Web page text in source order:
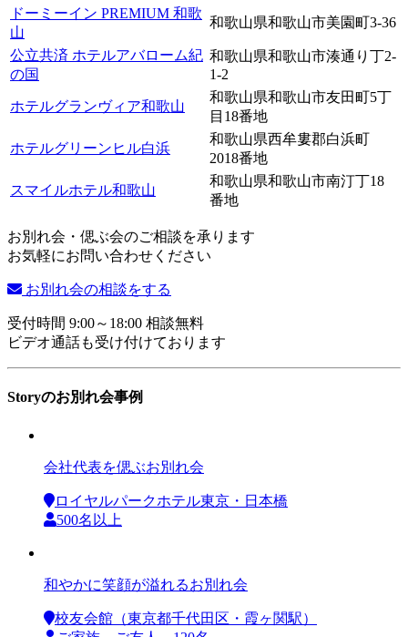
ドーミーイン PREMIUM 和歌
山
和歌山県和歌山市美園町3-36
公立共済 ホテルアバローム紀
の国
和歌山県和歌山市湊通り丁2-
1-2
ホテルグランヴィア和歌山
和歌山県和歌山市友田町5丁
目18番地
ホテルグリーンヒル白浜
和歌山県西牟婁郡白浜町
2018番地
スマイルホテル和歌山
和歌山県和歌山市南汀丁18
番地
お別れ会・偲ぶ会のご相談を承ります
お気軽にお問い合わせください
お別れ会の相談をする
受付時間 9:00～18:00 相談無料
ビデオ通話も受け付けております
Storyのお別れ会事例
会社代表を偲ぶお別れ会
ロイヤルパークホテル東京・日本橋
500名以上
和やかに笑顔が溢れるお別れ会
校友会館（東京都千代田区・霞ヶ関駅）